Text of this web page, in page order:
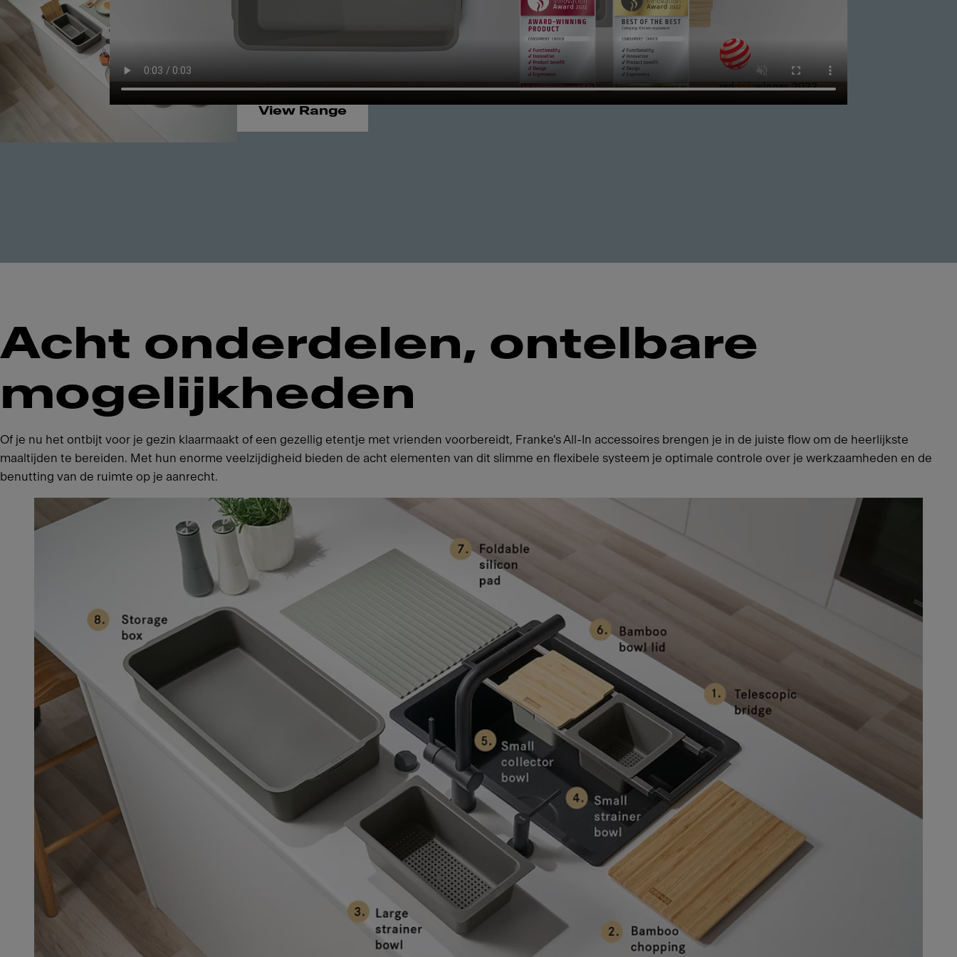
Accessories
View Range
Acht onderdelen, ontelbare
mogelijkheden
Of je nu het ontbijt voor je gezin klaarmaakt of een gezellig etentje met vrienden voorbereidt, Franke's All-In accessoires brengen je in de juiste flow om de heerlijkste
maaltijden te bereiden. Met hun enorme veelzijdigheid bieden de acht elementen van dit slimme en flexibele systeem je optimale controle over je werkzaamheden en de
benutting van de ruimte op je aanrecht.